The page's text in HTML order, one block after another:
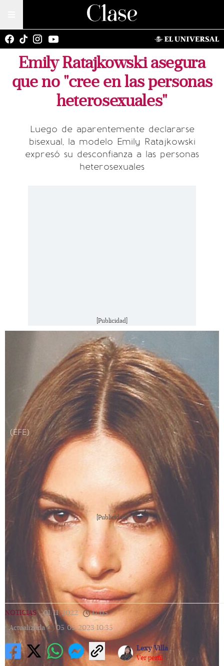
Emily Ratajkowski asegura
que no "cree en las personas
heterosexuales"
Luego de aparentemente declararse
bisexual, la modelo Emily Ratajkowski
expresó su desconfianza a las personas
heterosexuales
[Publicidad]
(EFE)
[Publicidad]
NOTICIAS | 01/11/2022 | 17:05 |
Actualizada
05/05/2023 10:35
Lexy Villa
Ver perfil